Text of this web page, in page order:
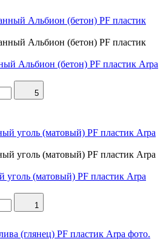
Альбион (бетон) PF пластик Arpa
5
уголь (матовый) PF пластик Arpa
1